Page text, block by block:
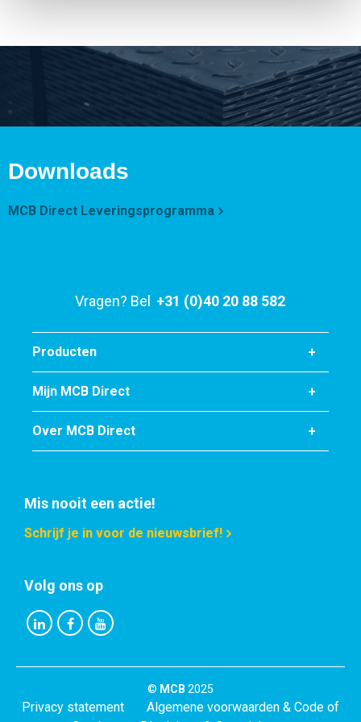
Downloads
MCB Direct Leveringsprogramma
Vragen? Bel +31 (0)40 20 88 582
Producten
Mijn MCB Direct
Over MCB Direct
Mis nooit een actie!
Schrijf je in voor de nieuwsbrief!
Volg ons op
© MCB 2025
Privacy statement
Algemene voorwaarden & Code of